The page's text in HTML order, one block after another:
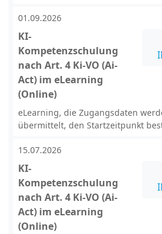
01.09.2026
KI-
Kompetenzschulung
nach Art. 4 Ki-VO (Ai-
Act) im eLearning
(Online)
eLearning, die Zugangsdaten
übermittelt, den Startzeitpunkt
15.07.2026
KI-
Kompetenzschulung
nach Art. 4 Ki-VO (Ai-
Act) im eLearning
(Online)